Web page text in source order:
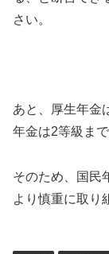
さい。
あと、厚生年金
年金は2等級まで
そのため、国民
より慎重に取り